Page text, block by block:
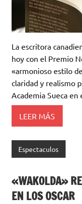
La escritora
hoy con el Premio
«armonioso estilo
claridad y realismo
Academia Sueca
LEER MÁS
Espectaculos
«WAKOLDA»
EN LOS OSCAR